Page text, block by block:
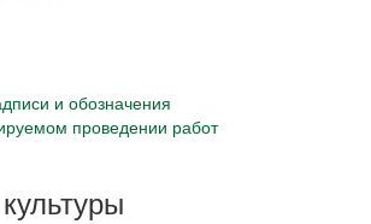
и обозначения
проведении работ